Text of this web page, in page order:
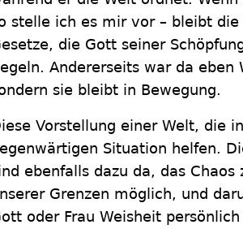
stelle ich es mir vor – bleibt
die Gott seiner
Andererseits war da
sie bleibt in Bewegung.
Vorstellung einer Welt, die
Situation helfen.
ebenfalls dazu da, das
Grenzen möglich, und
oder Frau Weisheit